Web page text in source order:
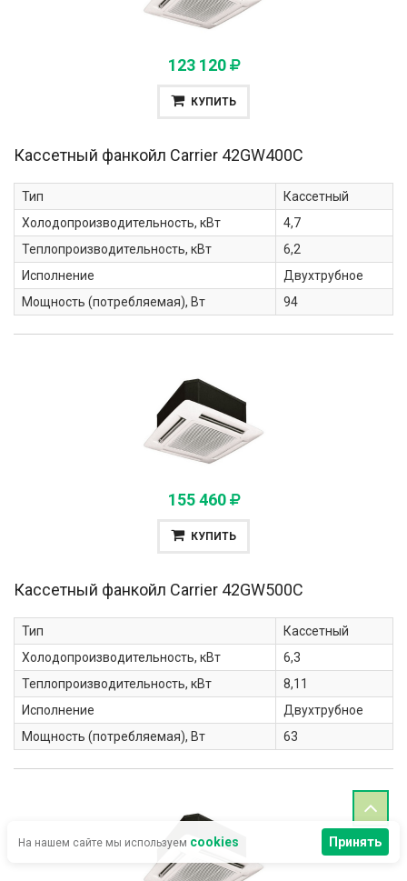
123 120
КУПИТЬ
Кассетный фанкойл Carrier 42GW400C
Тип
Кассетный
Холодопроизводительность, кВт
4,7
Теплопроизводительность, кВт
6,2
Исполнение
Двухтрубное
Мощность (потребляемая), Вт
94
155 460
КУПИТЬ
Кассетный фанкойл Carrier 42GW500C
Тип
Кассетный
Холодопроизводительность, кВт
6,3
Теплопроизводительность, кВт
8,11
Исполнение
Двухтрубное
Мощность (потребляемая), Вт
63
На нашем сайте мы используем cookies Принять